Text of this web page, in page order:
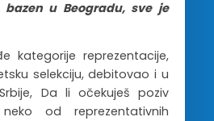
u Beogradu, sve je
kategorije reprezentacije,
selekciju, debitovao i u
Da li očekuješ poziv
od reprezentativnih